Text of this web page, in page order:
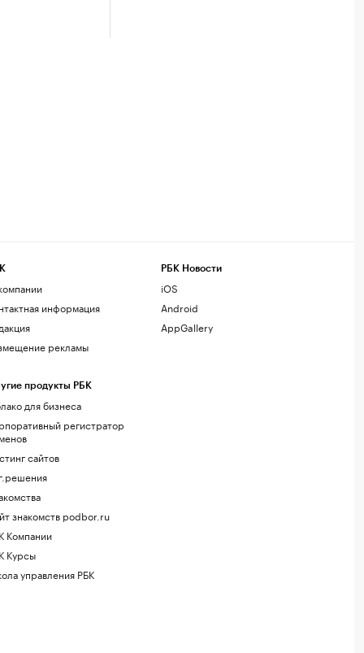
информация
рекламы
продукты РБК
для бизнеса
регистратор
сайтов
знакомств podbor.ru
Компании
Курсы
управления РБК
РБК Новости
iOS
Android
AppGallery